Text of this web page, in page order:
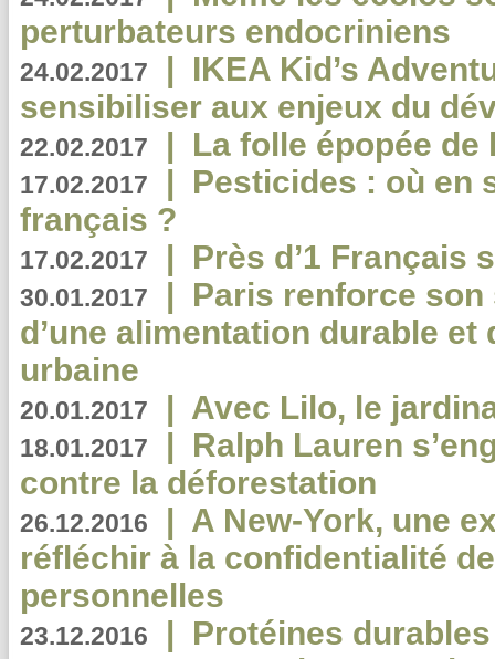
perturbateurs endocriniens
24.02.2017 | IKEA Kid’s
sensibiliser aux enjeux du
22.02.2017 | La folle épopée de
17.02.2017 | Pesticides : où en
français ?
17.02.2017 | Près d’1 Français
30.01.2017 | Paris renforce
d’une alimentation durable et
urbaine
20.01.2017 | Avec Lilo, le
18.01.2017 | Ralph Lauren
contre la déforestation
26.12.2016 | A New-York, une
réfléchir à la confidentialité
personnelles
23.12.2016 | Protéines